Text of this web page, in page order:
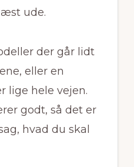
ude.
der går lidt
eller en
lige hele vejen.
godt, så det er
hvad du skal